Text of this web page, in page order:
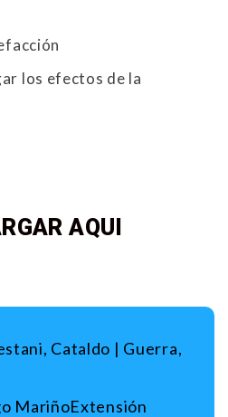
los efectos de la
AQUI
Cataldo | Guerra,
MariñoExtensión